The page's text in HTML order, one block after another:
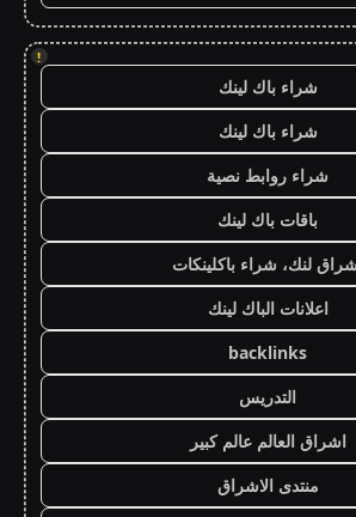
!
شراء باك لينك
شراء باك لينك
شراء روابط نصية
باقات باك لينك
لنك، شراء باكلينكات
اعلانات الباك لينك
backlinks
التدريس
اشراق العالم عالم كبير
منتدى الاشراق